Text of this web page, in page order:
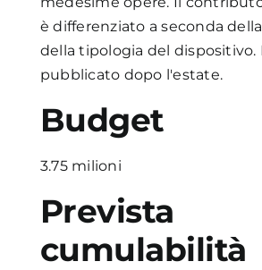
è differenziato a seconda
della tipologia del dispositivo.
pubblicato dopo l'estate.
Budget
3.75 milioni
Prevista
cumulabilità